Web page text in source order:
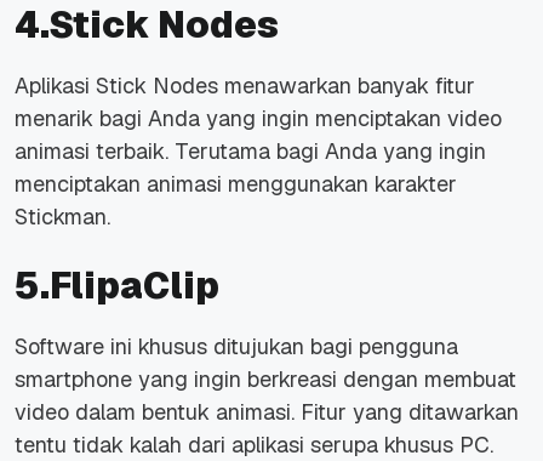
4.Stick Nodes
Aplikasi Stick Nodes menawarkan banyak fitur
menarik bagi Anda yang ingin menciptakan video
animasi terbaik. Terutama bagi Anda yang ingin
menciptakan animasi menggunakan karakter
Stickman.
5.FlipaClip
Software ini khusus ditujukan bagi pengguna
smartphone yang ingin berkreasi dengan membuat
video dalam bentuk animasi. Fitur yang ditawarkan
tentu tidak kalah dari aplikasi serupa khusus PC.